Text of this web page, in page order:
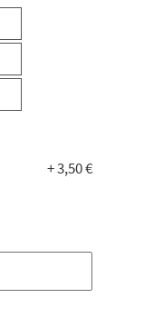
+ 3,50 €